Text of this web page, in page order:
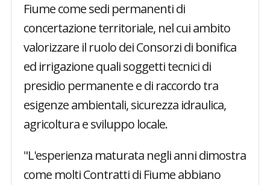
Fiume come sedi permanenti di
concertazione territoriale, nel cui ambito
valorizzare il ruolo dei Consorzi di bonifica
ed irrigazione quali soggetti tecnici di
presidio permanente e di raccordo tra
esigenze ambientali, sicurezza idraulica,
agricoltura e sviluppo locale.
"L'esperienza maturata negli anni dimostra
come molti Contratti di Fiume abbiano